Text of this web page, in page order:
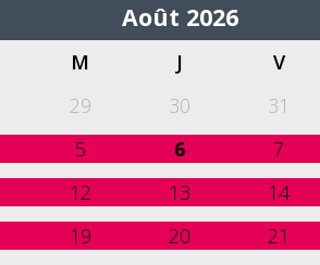
Août 2026
M J
V
29 30
31
5 6
7
12 13
14
19 20
21